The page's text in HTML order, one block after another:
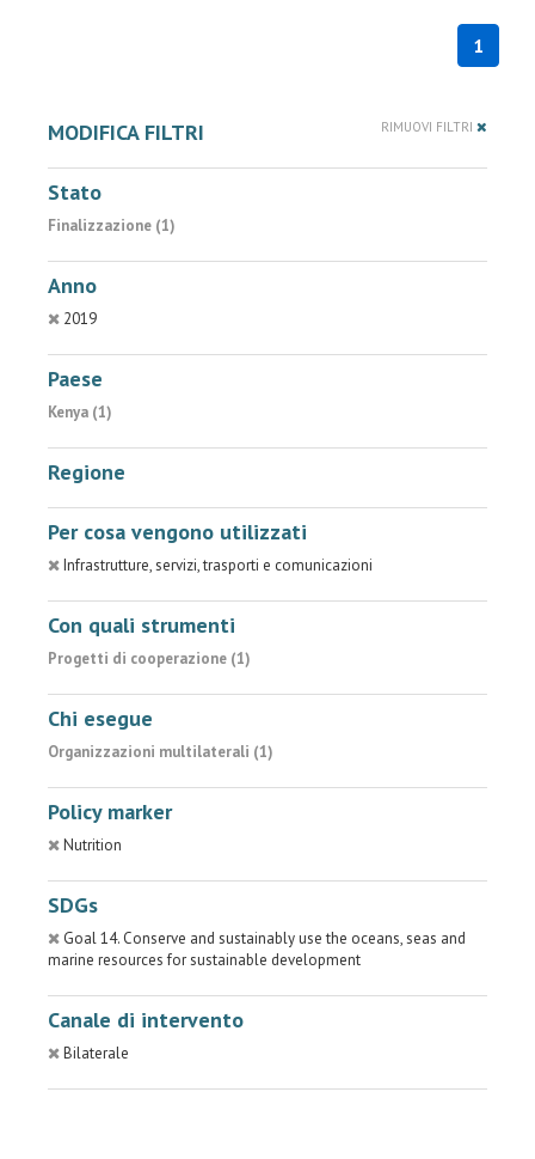
1
MODIFICA FILTRI RIMUOVI FILTRI
Stato
Finalizzazione (1)
Anno
2019
Paese
Kenya (1)
Regione
Per cosa vengono utilizzati
Infrastrutture, servizi, trasporti e comunicazioni
Con quali strumenti
Progetti di cooperazione (1)
Chi esegue
Organizzazioni multilaterali (1)
Policy marker
Nutrition
SDGs
Goal 14. Conserve and sustainably use the oceans, seas and
marine resources for sustainable development
Canale di intervento
Bilaterale